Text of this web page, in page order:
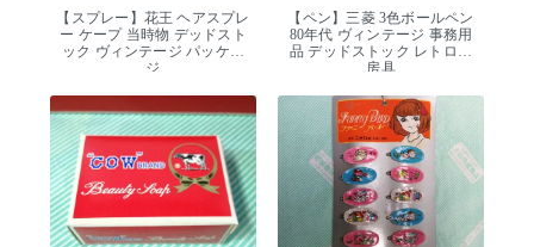
【スプレー】花王 ヘアスプレ
ー ケープ 当時物 デッドスト
ック ヴィンテージ パッケー
ジ
【ペン】三菱 3色ボールペン
80年代 ヴィンテージ 事務用
品 デッドストック レトロ文
房具